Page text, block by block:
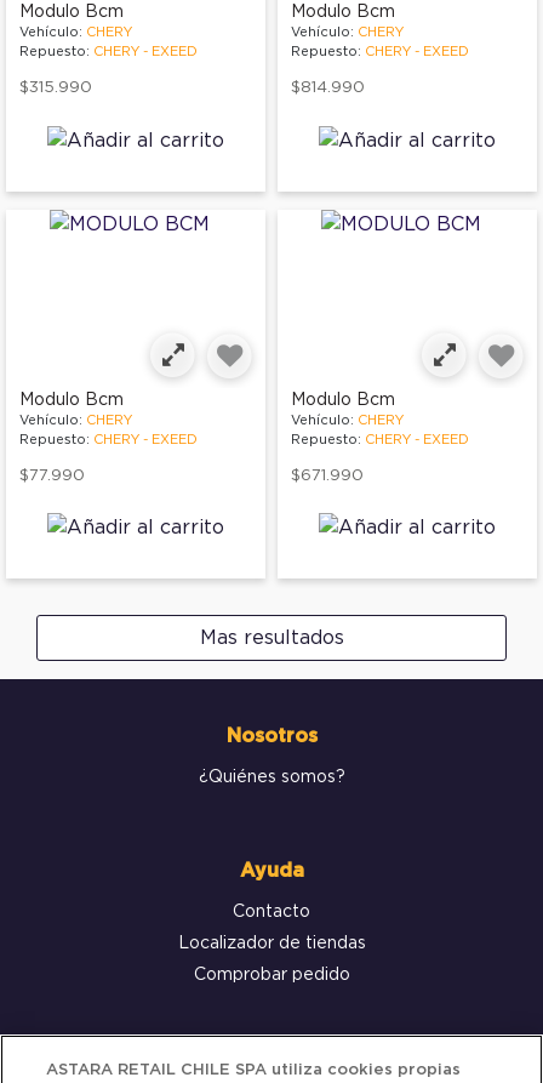
Modulo Bcm
Vehículo: CHERY
Repuesto: CHERY - EXEED
$315.990
Modulo Bcm
Vehículo: CHERY
Repuesto: CHERY - EXEED
$814.990
Modulo Bcm
Vehículo: CHERY
Repuesto: CHERY - EXEED
$77.990
Modulo Bcm
Vehículo: CHERY
Repuesto: CHERY - EXEED
$671.990
Mas resultados
Nosotros
¿Quiénes somos?
Ayuda
Contacto
Localizador de tiendas
Comprobar pedido
Servicio al cliente
ASTARA RETAIL CHILE SPA utiliza cookies propias